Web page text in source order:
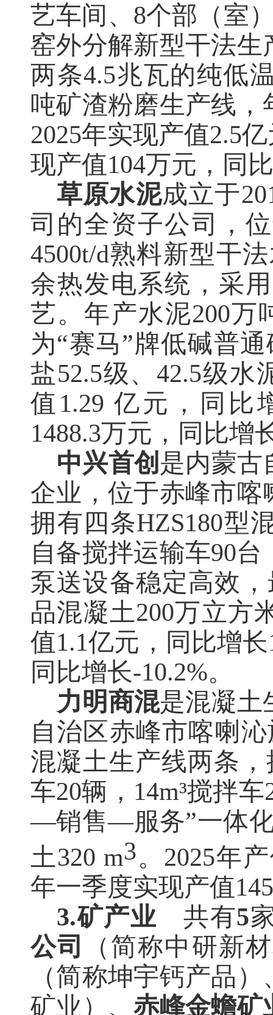
艺车间、8个部（室
窑外分解新型干法
两条4.5兆瓦的纯低
吨矿渣粉磨生产线，
2025年实现产值2.5亿
现产值104万元，同
草原水泥成立于
司的全资子公司，
4500t/d熟料新型干
余热发电系统，采
艺。年产水泥200万
为“赛马”牌低碱普
盐52.5级、42.5级水
值1.29 亿元，同比
1488.3万元，同比增
中兴首创 是内蒙古
企业，位于赤峰市
拥有四条HZS180型
自备搅拌运输车90
泵送设备稳定高效
品混凝土200万立方
值1.1亿元，同比增长
同比增长-10.2%。
力明商混是混凝土
自治区赤峰市喀喇
混凝土生产线两条，
车20辆，14m³搅拌
—销售—服务”一体化
土320 m3。 2025年
年一季度实现产值
3.矿产业 共有5
公司
（简称中研新
（简称坤宇钙产品）
矿业）、赤峰金蟾矿